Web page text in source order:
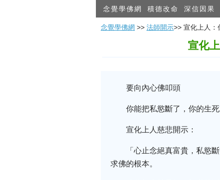
念覺學佛網 積德改命 深信因果
念覺學佛網 >> 法師開示>> 宣化上人：
宣化
要向內心佛叩頭
你能把私慾斷了，你的生
宣化上人慈悲開示：
「心止念絕真富貴，私慾
求佛的根本。